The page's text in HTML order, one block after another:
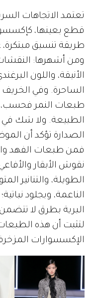
تعتمد الاتجاهات
قطع بعينها،
طريقة تنسيق مبتكرة،
ومن أشهرها: النقشات
الأنيقة، واللون
الساحرة. وفي الخريف
طبعات النمر
الطبيعة. ولا شك في
الصدارة تؤكد أن
فمن طبعات الفهد
نقوش الأبقار
الطويلة، والتنانير
الناعمة، وبجلود
البرية بطرق لا
لتثبت أن هذه
الإكسسوارات